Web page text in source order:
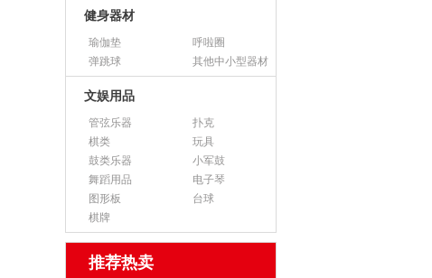
健身器材
瑜伽垫
呼啦圈
弹跳球
其他中小型器材
文娱用品
管弦乐器
扑克
棋类
玩具
鼓类乐器
小军鼓
舞蹈用品
电子琴
图形板
台球
棋牌
推荐热卖